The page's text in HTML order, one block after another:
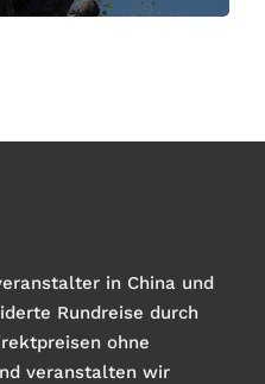
in China und
Rundreise durch
ohne
veranstalten wir